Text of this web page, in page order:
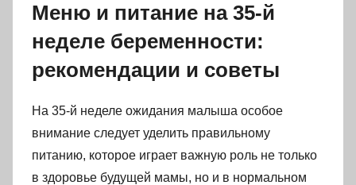
Меню и питание на 35-й
неделе беременности:
рекомендации и советы
На 35-й неделе ожидания малыша особое
внимание следует уделить правильному
питанию, которое играет важную роль не только
в здоровье будущей мамы, но и в нормальном